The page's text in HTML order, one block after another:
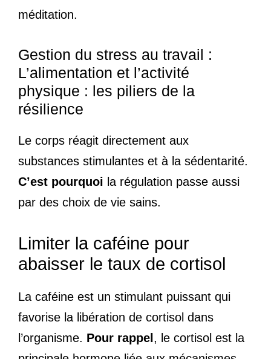
méditation.
Gestion du stress au travail :
L’alimentation et l’activité
physique : les piliers de la
résilience
Le corps réagit directement aux
substances stimulantes et à la sédentarité.
C’est pourquoi la régulation passe aussi
par des choix de vie sains.
Limiter la caféine pour
abaisser le taux de cortisol
La caféine est un stimulant puissant qui
favorise la libération de cortisol dans
l’organisme. Pour rappel , le cortisol est la